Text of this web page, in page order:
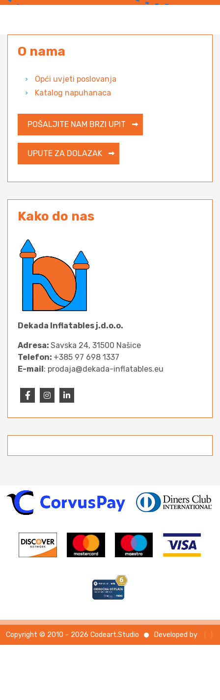
O nama
Opći uvjeti poslovanja
Katalog napuhanaca
POŠALJITE NAM BRZI UPIT
UPUTE ZA DOLAZAK
Kako do nas
Dekada Inflatables j.d.o.o.
Adresa: Savska 24, 31500 Našice
Telefon: +385 97 698 1337
E-mail: prodaja@dekada-inflatables.eu
Copyright © 2010 - 2026 Codeart.Studio Developed by { }